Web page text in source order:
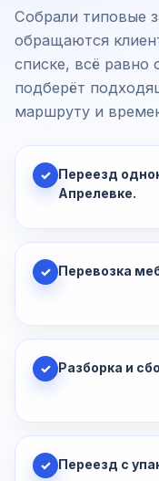
Собрали типовые
обращаются
списке, всё равно
подберёт
маршруту и
✓ Переезд
Апрелевке.
✓ Перевозка
✓ Разборка и
✓ Переезд с